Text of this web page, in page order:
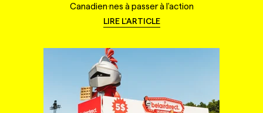
Canadien·nes à passer à l'action
LIRE L'ARTICLE